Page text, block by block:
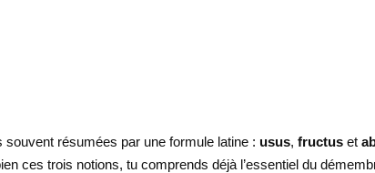
résumées par une formule latine : usus, fructus et
ces trois notions, tu comprends déjà l’essentiel du